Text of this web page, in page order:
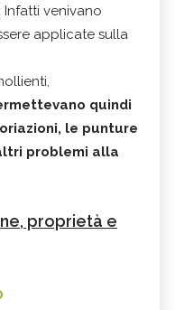
. Infatti venivano
applicate sulla
quindi
le punture
problemi alla
proprietà e